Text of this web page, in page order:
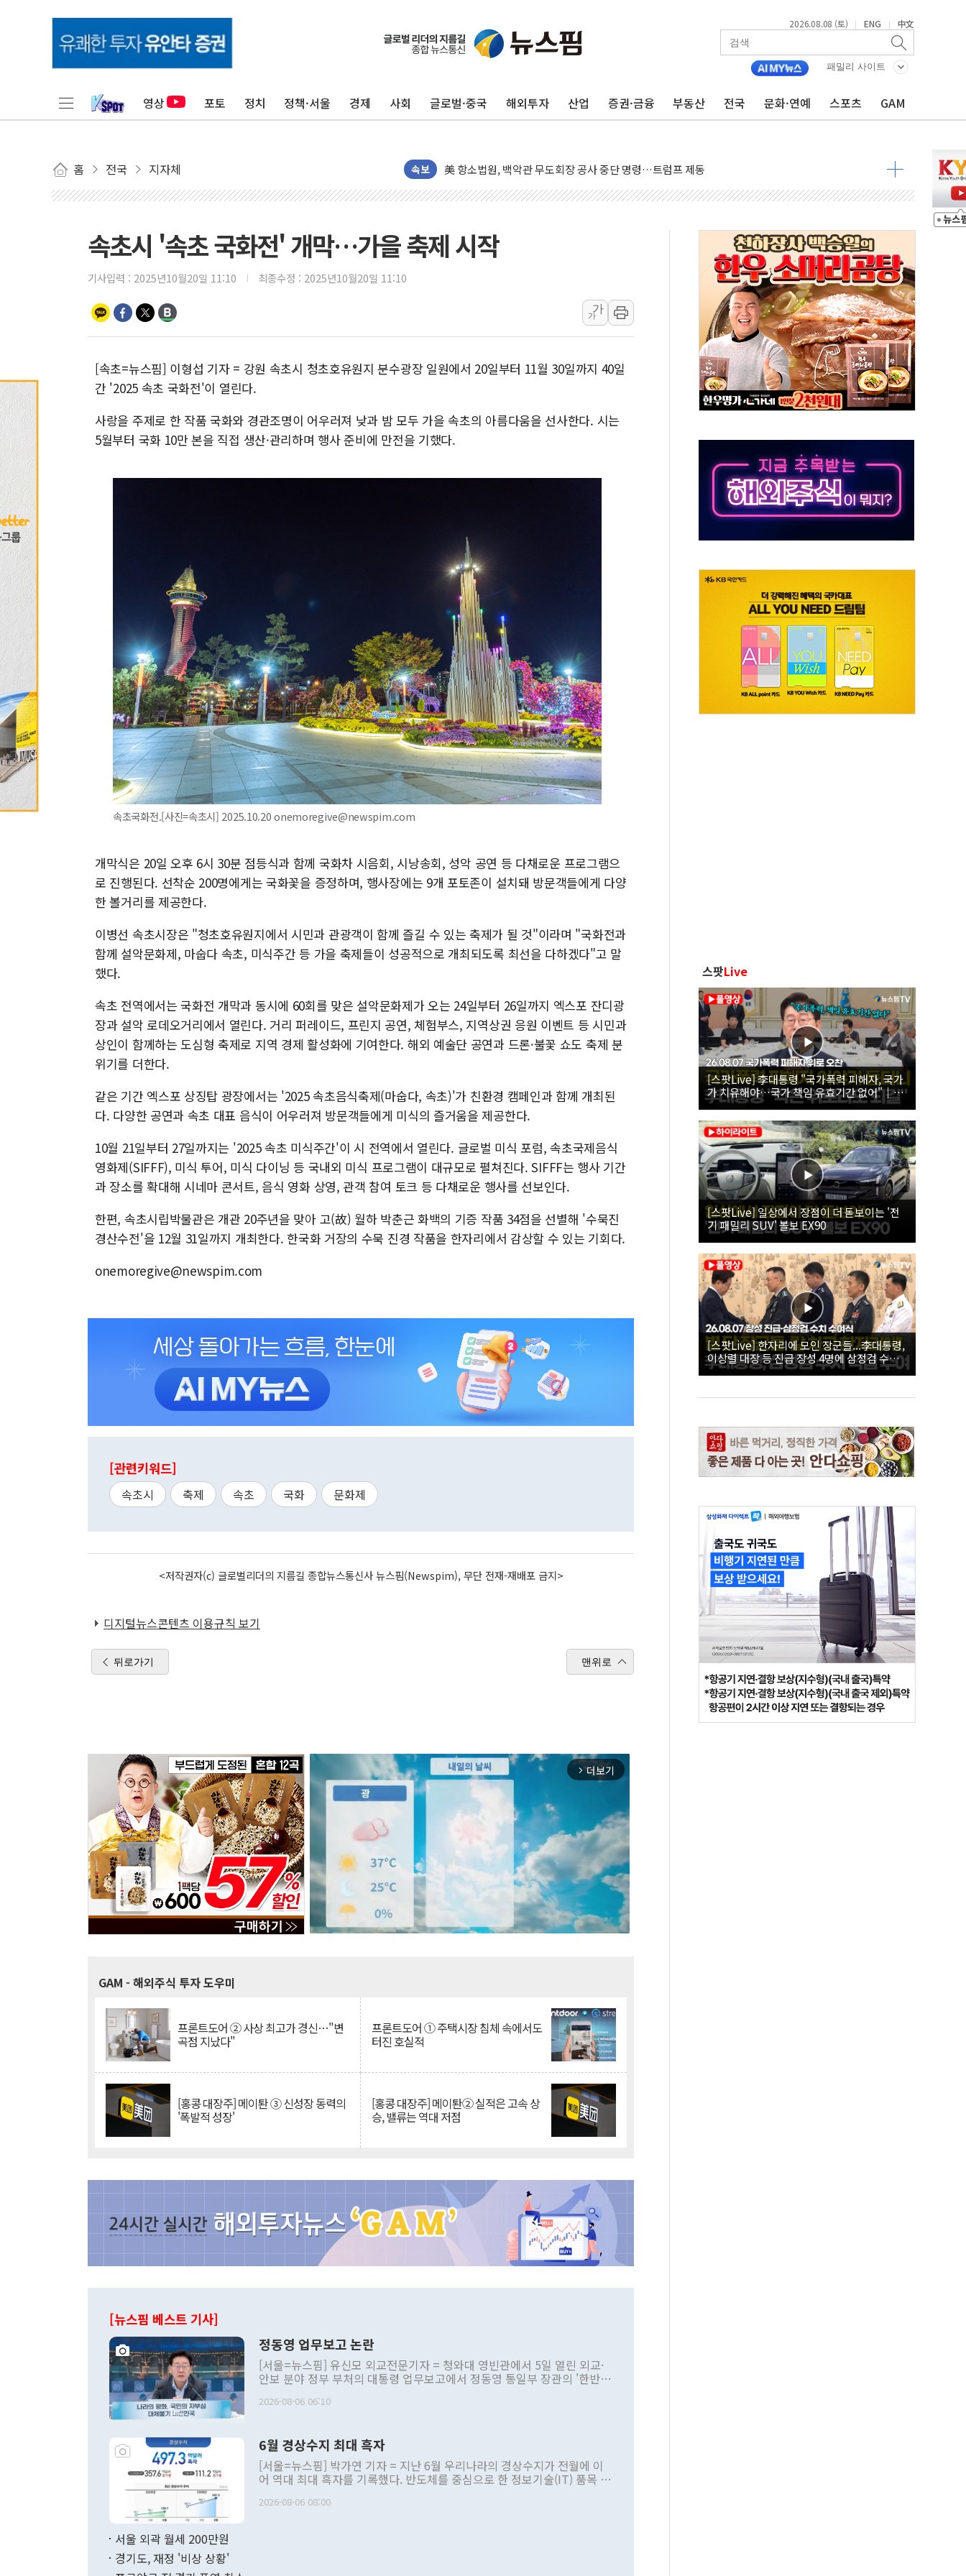
2026.08.08 (토) | ENG | 中文
패밀리 사이트
영상 포토 정치 정책·서울 경제 사회 글로벌·중국 해외투자 산업 증권·금융 부동산 전국 문화·연예 스포츠 GAM
홈 전국 지자체 속보
[종합] 이슬람 수니파 3국, '공동방위협정' 체결… 이스라엘·이란 위협에 맞설 자체 억지력 강화
트럼프, 백신·자폐증 행정명령 검토…"이르면 다음 주"
이란의 핵심 원유 수출항 '하르그섬', 최근 1주일 이상 '올스톱'… 美 해상봉쇄 영향
美 고용 쇼크에 엔화 장중 급등…시장은 "또 개입했나" 촉각
뉴욕증시 프리뷰, 美 고용 쇼크에 금리 인상 우려 후퇴…나스닥 선물 1%대 상승
[종합] 美 7월 고용 2만3000명 감소 '쇼크'…9월 금리 인상 기대 후퇴
뉴욕증시 개장 전 특징주...아틀라시안·클라우드플레어·태양광주↑ VS 트레이드데스크·웬디스↓
보훈부, 미 DPAA와 MOU… "6·25 미군 실종자 7359명 끝까지 찾겠다"
트럼프 "금리 내려야"…파월 때와 달리 워시엔 톤 낮춰
특정 정치인 측근 포항시 정책특보 내정설...포항시 '시끌'
李 "해남 태양광, 대한민국 다음 100년 밑거름…수도권 집중 완화 전환점"
李 대통령, '6시간 마라톤 부동산 2차 회의' 주재… "전폭적 공급 확대·속도전 총력"
트럼프, 中 겨냥 폴리실리콘 관세 15% 부과…美 태양광주 급등
[사진] 빈살만과 에르도안의 만남
이란와이어 "이란 최고지도자 위독…곧 사망해도 놀랍지 않아"
남동발전, 해남군에 국내 최대 규모 400MW 태양광 착공…여의도 1.6배 규모
[인도증시] 중동 불안 속 유가 상승에 소폭 하락...금융주 낙폭 커
속초시 '속초 국화전' 개막…가을 축제 시작
기사입력 : 2025년10월20일 11:10 최종수정 : 2025년10월20일 11:10
가
가
[속초=뉴스핌] 이형섭 기자 = 강원 속초시 청초호유원지 분수광장 일원에서 20일부터 11월 30일까지 40일
간 '2025 속초 국화전'이 열린다.
사랑을 주제로 한 작품 국화와 경관조명이 어우러져 낮과 밤 모두 가을 속초의 아름다움을 선사한다. 시는
5월부터 국화 10만 본을 직접 생산·관리하며 행사 준비에 만전을 기했다.
속초국화전.[사진=속초시] 2025.10.20 onemoregive@newspim.com
개막식은 20일 오후 6시 30분 점등식과 함께 국화차 시음회, 시낭송회, 성악 공연 등 다채로운 프로그램으
로 진행된다. 선착순 200명에게는 국화꽃을 증정하며, 행사장에는 9개 포토존이 설치돼 방문객들에게 다양
한 볼거리를 제공한다.
이병선 속초시장은 "청초호유원지에서 시민과 관광객이 함께 즐길 수 있는 축제가 될 것"이라며 "국화전과
함께 설악문화제, 마숩다 속초, 미식주간 등 가을 축제들이 성공적으로 개최되도록 최선을 다하겠다"고 말
했다.
속초 전역에서는 국화전 개막과 동시에 60회를 맞은 설악문화제가 오는 24일부터 26일까지 엑스포 잔디광
장과 설악 로데오거리에서 열린다. 거리 퍼레이드, 프린지 공연, 체험부스, 지역상권 응원 이벤트 등 시민과
상인이 함께하는 도심형 축제로 지역 경제 활성화에 기여한다. 해외 예술단 공연과 드론·불꽃 쇼도 축제 분
위기를 더한다.
같은 기간 엑스포 상징탑 광장에서는 '2025 속초음식축제(마숩다, 속초)'가 친환경 캠페인과 함께 개최된
다. 다양한 공연과 속초 대표 음식이 어우러져 방문객들에게 미식의 즐거움을 제공한다.
10월 21일부터 27일까지는 '2025 속초 미식주간'이 시 전역에서 열린다. 글로벌 미식 포럼, 속초국제음식
영화제(SIFFF), 미식 투어, 미식 다이닝 등 국내외 미식 프로그램이 대규모로 펼쳐진다. SIFFF는 행사 기간
과 장소를 확대해 시네마 콘서트, 음식 영화 상영, 관객 참여 토크 등 다채로운 행사를 선보인다.
한편, 속초시립박물관은 개관 20주년을 맞아 고(故) 월하 박춘근 화백의 기증 작품 34점을 선별해 '수묵진
경산수전'을 12월 31일까지 개최한다. 한국화 거장의 수묵 진경 작품을 한자리에서 감상할 수 있는 기회다.
onemoregive@newspim.com
[관련키워드]
속초시 축제 속초 국화 문화제
<저작권자(c) 글로벌리더의 지름길 종합뉴스통신사 뉴스핌(Newspim), 무단 전재-재배포 금지>
디지털뉴스콘텐츠 이용규칙 보기
뒤로가기 맨위로
arrow_forward_ios 더보기
GAM - 해외주식 투자 도우미
프론트도어 ② 사상 최고가 경신…"변
곡점 지났다"
프론트도어 ① 주택시장 침체 속에서도
터진 호실적
[홍콩 대장주] 메이퇀 ③ 신성장 동력의
'폭발적 성장'
[홍콩 대장주] 메이퇀② 실적은 고속 상
승, 밸류는 역대 저점
[뉴스핌 베스트 기사]
정동영 업무보고 논란
[서울=뉴스핌] 유신모 외교전문기자 = 청와대 영빈관에서 5일 열린 외교·
안보 분야 정부 부처의 대통령 업무보고에서 정동영 통일부 장관의 '한반도
발언 중에는 정부 내 조율을 거치지 않은 사안을 정책으로 추진하겠다고 공
주의적 희망에 근거한 비현실적 구상'이라는 비판을 내놨다. 그동안 정 장
관의 대북 정책 관련 발언이 물의를 빚은 적은 여러 번 있지만 대통령과 유
관 부처 장관이 공개적으로 부정적 입장을 표명한 것은 이례적이다. 정 장
관의 무리한 대북 접근법과 월권을 제어해야 한다는 목소리도 높아지고 있
다. [정동영 통일부 장관이 지난달 23일 오후 서울 종로구 정부서울청사에
2026-08-06 06:10
6월 경상수지 최대 흑자
[서울=뉴스핌] 박가연 기자 = 지난 6월 우리나라의 경상수지가 전월에 이
어 역대 최대 흑자를 기록했다. 반도체를 중심으로 한 정보기술(IT) 품목 수
료=한국은행] 한국은행이 6일 발표한 '2026년 6월 국제수지(잠정)'에 따르
2026-08-06 08:00
서울 외곽 월세 200만원
경기도, 재정 '비상 상황'
스팟Live
[스팟Live] 李대통령 "국가폭력 피해자, 국가
가 치유해야…국가 책임 유효기간 없어"｜
26.08.07 국가폭력 피해자 위로 오찬
[스팟Live] 일상에서 장점이 더 돋보이는 '전
기 패밀리 SUV' 볼보 EX90
[스팟Live] 한자리에 모인 장군들...李대통령,
이상렬 대장 등 진급 장성 4명에 삼정검 수치
직접 수여｜26.08.07 장성 진급·삼정검 수치